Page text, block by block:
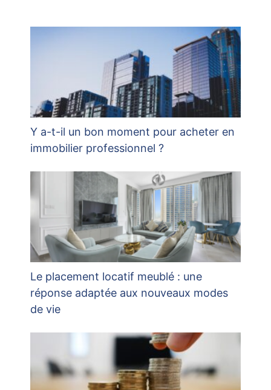
Y a-t-il un bon moment pour acheter en
immobilier professionnel ?
Le placement locatif meublé : une
réponse adaptée aux nouveaux modes
de vie